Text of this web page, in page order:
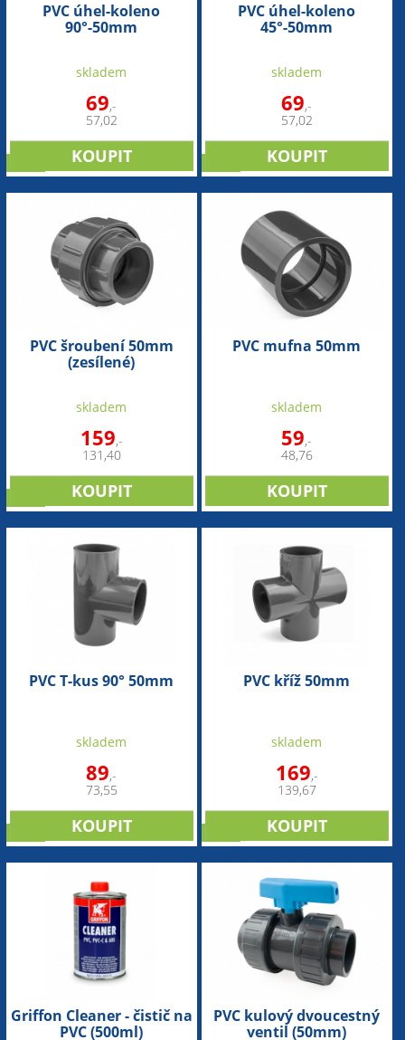
PVC úhel-koleno
90°-50mm
skladem
69,-
57,02
PVC úhel-koleno
45°-50mm
skladem
69,-
57,02
PVC šroubení 50mm
(zesílené)
skladem
159,-
131,40
PVC mufna 50mm
skladem
59,-
48,76
PVC T-kus 90° 50mm
skladem
89,-
73,55
PVC kříž 50mm
skladem
169,-
139,67
Griffon Cleaner - čistič na
PVC (500ml)
PVC kulový dvoucestný
ventil (50mm)